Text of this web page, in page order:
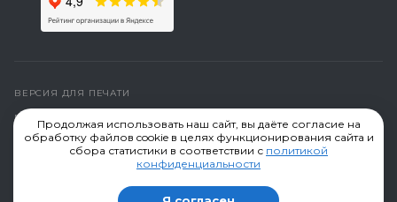
ВЕРСИЯ ДЛЯ ПЕЧАТИ
ПОЛИТИКА КОНФИДЕНЦИАЛЬНОСТИ
СОЗДАНИЕ САЙТА
Компания "Сиберг" производство сеток © 2019-2026,
Продолжая использовать наш сайт, вы даёте согласие на
обработку файлов cookie в целях функционирования сайта и
сбора статистики в соответствии с политикой
конфиденциальности